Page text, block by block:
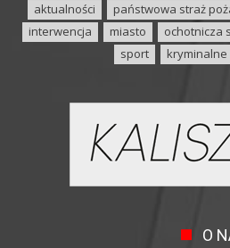
aktualności
państwowa straż
interwencja
miasto ochotnicza
sport
kryminalne
O